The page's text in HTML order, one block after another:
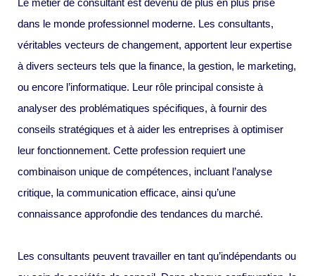
Le métier de consultant est devenu de plus en plus prisé
dans le monde professionnel moderne. Les consultants,
véritables vecteurs de changement, apportent leur expertise
à divers secteurs tels que la finance, la gestion, le marketing,
ou encore l’informatique. Leur rôle principal consiste à
analyser des problématiques spécifiques, à fournir des
conseils stratégiques et à aider les entreprises à optimiser
leur fonctionnement. Cette profession requiert une
combinaison unique de compétences, incluant l’analyse
critique, la communication efficace, ainsi qu’une
connaissance approfondie des tendances du marché.
Les consultants peuvent travailler en tant qu’indépendants ou